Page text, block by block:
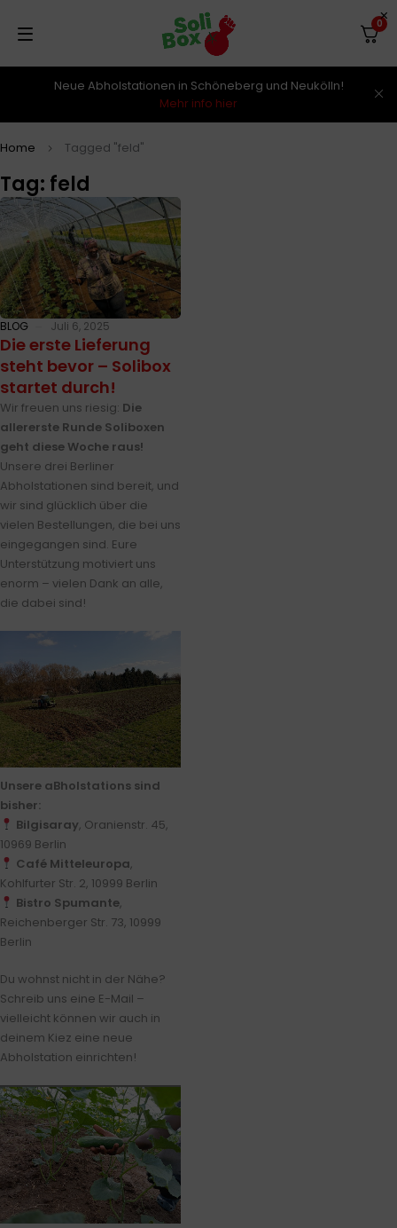
Neue Abholstationen in Schöneberg und Neukölln!
Mehr info hier
0
Tag: feld
Home Tagged "feld"
BLOG Juli 6, 2025
Die erste Lieferung
steht bevor – Solibox
startet durch!
Wir freuen uns riesig: Die
allererste Runde Soliboxen
geht diese Woche raus!
Unsere drei Berliner
Abholstationen sind bereit, und
wir sind glücklich über die
vielen Bestellungen, die bei uns
eingegangen sind. Eure
Unterstützung motiviert uns
enorm – vielen Dank an alle,
die dabei sind!
Unsere aBholstations sind
bisher:
Bilgisaray, Oranienstr. 45,
10969 Berlin
Café Mitteleuropa,
Kohlfurter Str. 2, 10999 Berlin
Bistro Spumante,
Reichenberger Str. 73, 10999
Berlin
Du wohnst nicht in der Nähe?
Schreib uns eine E-Mail –
vielleicht können wir auch in
deinem Kiez eine neue
Abholstation einrichten!